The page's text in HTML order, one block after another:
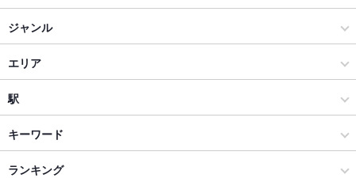
Restaurant＆BarLounge MEDUSA（メデューサ）
炭火焼肉 兜 麻布十番本店
AQUA RESTAURANT & BAR LUXIS（ラグシス）
炭火焼鳥 ももたろう 恵比寿店
ジャンル
居酒屋
和風
恵比寿・中目黒・代官山・広尾 × 居酒屋
恵比寿・中目黒・代官山・広尾 × 和風
エリア
恵比寿
恵比寿 × 居酒屋
恵比寿 × 和風
駅
恵比寿駅
代官山駅
キーワード
肉じゃが
ランキング